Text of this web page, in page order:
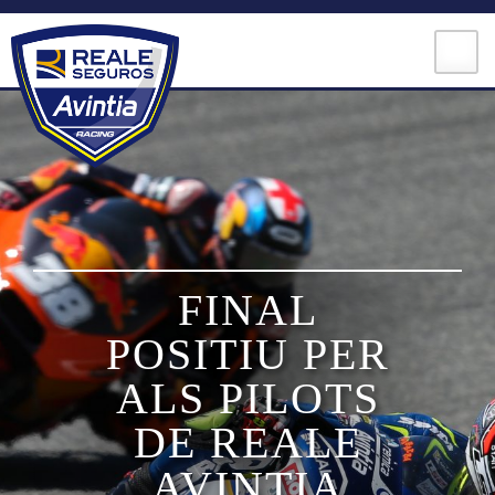
Skip
to
content
MOTOGP
MOTOE
MOTO3
FINAL
POSITIU PER
ALS PILOTS
DE REALE